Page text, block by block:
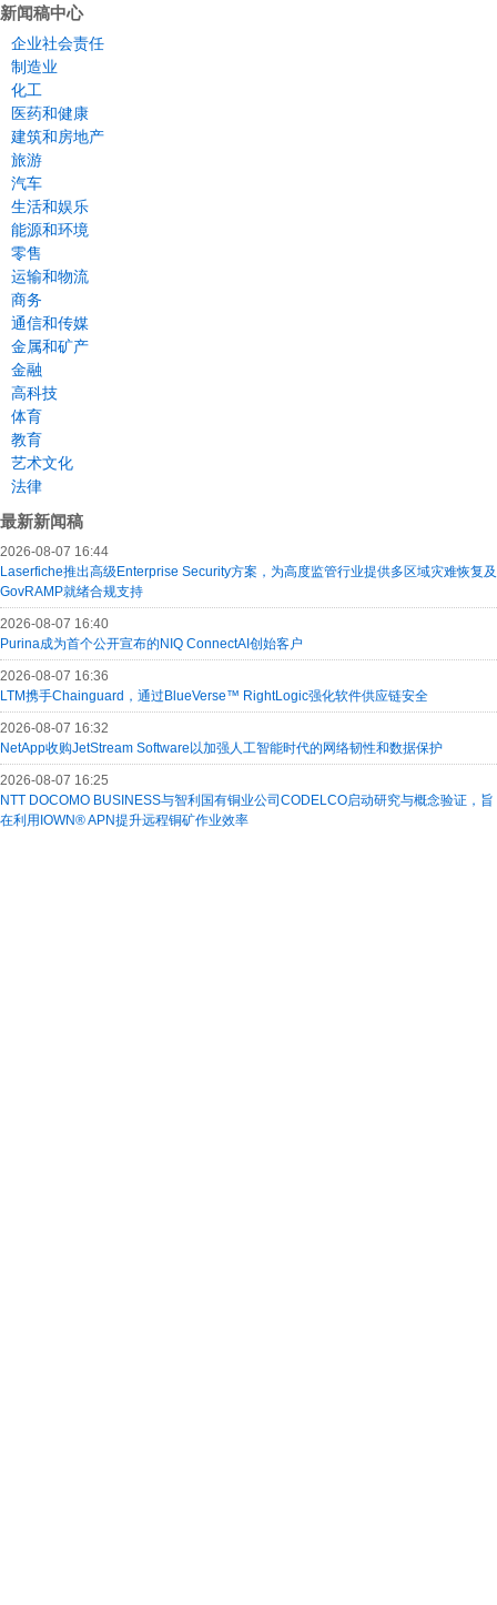
新闻稿中心
企业社会责任
制造业
化工
医药和健康
建筑和房地产
旅游
汽车
生活和娱乐
能源和环境
零售
运输和物流
商务
通信和传媒
金属和矿产
金融
高科技
体育
教育
艺术文化
法律
最新新闻稿
2026-08-07 16:44
Laserfiche推出高级Enterprise Security方案，为高度监管行业提供多区域灾难恢复及
GovRAMP就绪合规支持
2026-08-07 16:40
Purina成为首个公开宣布的NIQ ConnectAI创始客户
2026-08-07 16:36
LTM携手Chainguard，通过BlueVerse™ RightLogic强化软件供应链安全
2026-08-07 16:32
NetApp收购JetStream Software以加强人工智能时代的网络韧性和数据保护
2026-08-07 16:25
NTT DOCOMO BUSINESS与智利国有铜业公司CODELCO启动研究与概念验证，旨
在利用IOWN® APN提升远程铜矿作业效率